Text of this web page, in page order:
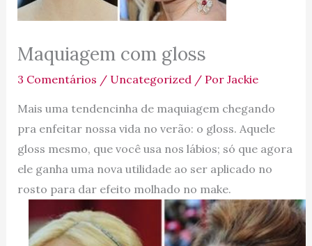
Maquiagem com gloss
3 Comentários / Uncategorized/ Por Jackie
Mais uma tendencinha de maquiagem chegando
pra enfeitar nossa vida no verão: o gloss. Aquele
gloss mesmo, que você usa nos lábios; só que agora
ele ganha uma nova utilidade ao ser aplicado no
rosto para dar efeito molhado no make.